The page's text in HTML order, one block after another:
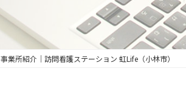
事業所紹介｜訪問看護ステーション 虹Life（小林市）